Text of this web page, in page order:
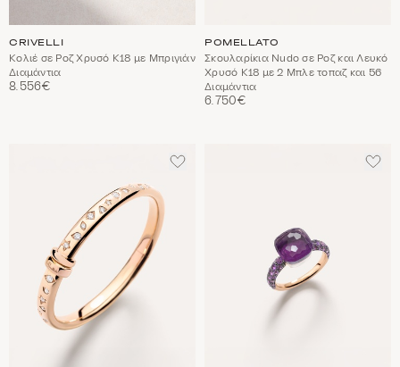
CRIVELLI
Κολιέ σε Ροζ Χρυσό Κ18 με Μπριγιάν
Διαμάντια
8.556€
POMELLATO
Σκουλαρίκια Nudo σε Ροζ και Λευκό
Χρυσό Κ18 με 2 Mπλε τοπαζ και 56
Διαμάντια
6.750€
ΠΡΟΣΘΈΣΤΕ
ΣΤΑ
ΣΤΑ